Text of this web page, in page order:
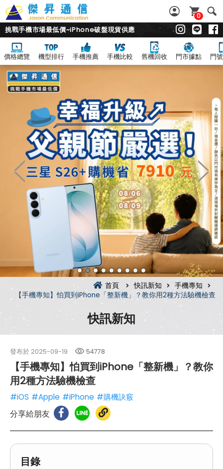
0
挑戰手機市場最低價~iPhone破盤現貨供應
價格總覽 機型排行 手機推薦 手機比較 舊機回收 門市據點 門
首頁 快訊新知
手機專知
【手機專知】怕買到iPhone「整新機」？教你用2種方法驗機檢查
快訊新知
發布於 2025-09-19 54778
【手機專知】怕買到iPhone「整新機」？教你
用2種方法驗機檢查
#iOS #Apple #iPhone #購機訣竅
分享給朋友
目錄